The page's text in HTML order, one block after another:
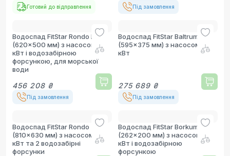
Готовий до відправлення Під замовлення
Водоспад FitStar Rondo Midi
(620x500 мм) з насосом 2.6
кВт і водозабірною
форсункою, для морської
води
456 208 ₴
Під замовлення
Водоспад FitStar Baltrum Mini
(595x375 мм) з насосом 0.5
кВт
275 689 ₴
Під замовлення
Водоспад FitStar Rondo
(810x630 мм) з насосом 2.6
кВт та 2 водозабірні
форсунки
Водоспад FitStar Borkum Mini
(262x200 мм) з насосом 0.5
кВт і водозабірною
форсункою